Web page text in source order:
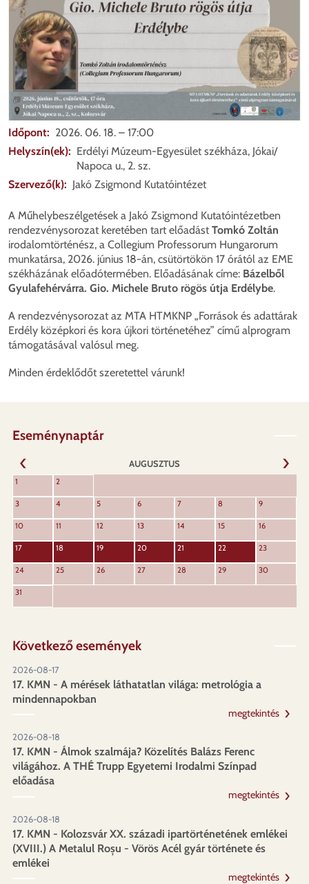
Időpont
2026. 06. 18. – 17:00
Helyszín(ek)
Erdélyi Múzeum-Egyesület székháza, Jókai/
Napoca u., 2. sz.
Szervező(k)
Jakó Zsigmond Kutatóintézet
A Műhelybeszélgetések a Jakó Zsigmond Kutatóintézetben
rendezvénysorozat keretében tart előadást Tomkó Zoltán
irodalomtörténész, a Collegium Professorum Hungarorum
munkatársa, 2026. június 18-án, csütörtökön 17 órától az EME
székházának előadótermében. Előadásának címe: Bázelből
Gyulafehérvárra. Gio. Michele Bruto rögös útja Erdélybe.
A rendezvénysorozat az MTA HTMKNP „Források és adattárak
Erdély középkori és kora újkori történetéhez” című alprogram
támogatásával valósul meg.
Minden érdeklődőt szeretettel várunk!
Eseménynaptár
ELŐZŐ
AUGUSZTUS
1 2
3 4 5 6 7 8 9
10 11 12 13 14 15 16
17 18 19 20 21 22 23
24 25 26 27 28 29 30
31
Következő események
2026-08-17
17. KMN - A mérések láthatatlan világa: metrológia a
mindennapokban
megtekintés
2026-08-18
17. KMN - Álmok szalmája? Közelítés Balázs Ferenc
világához. A THÉ Trupp Egyetemi Irodalmi Színpad
előadása
megtekintés
2026-08-18
17. KMN - Kolozsvár XX. századi ipartörténetének emlékei
(XVIII.) A Metalul Roșu - Vörös Acél gyár története és
emlékei
megtekintés